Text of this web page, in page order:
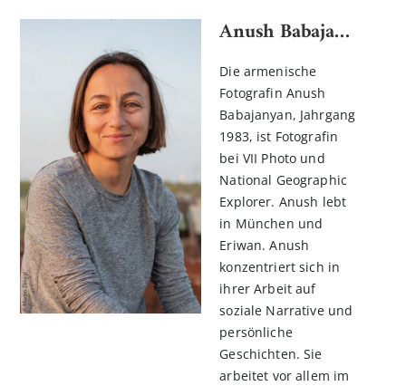
Anush Babajanyan
Die armenische
Fotografin Anush
Babajanyan, Jahrgang
1983, ist Fotografin
bei VII Photo und
National Geographic
Explorer. Anush lebt
in München und
Eriwan. Anush
konzentriert sich in
ihrer Arbeit auf
soziale Narrative und
persönliche
Geschichten. Sie
arbeitet vor allem im